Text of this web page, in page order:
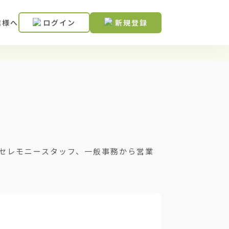
へ ログイン 新規登録
レモニースタッフ、一般事務から営業